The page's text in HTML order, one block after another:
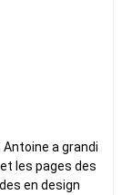
Antoine a grandi
les pages des
en design